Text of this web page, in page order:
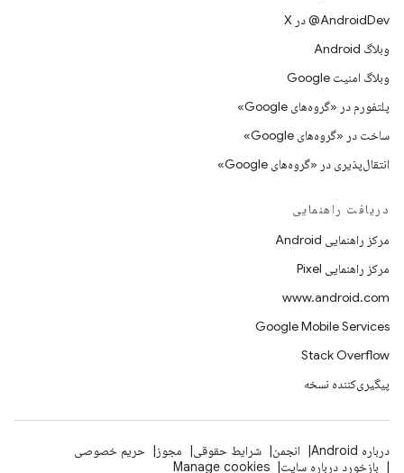
‫‎@AndroidDev در X
وبلاگ Android
وبلاگ امنیت Google
پلتفورم در «گروه‌های Google»
ساخت در «گروه‌های Google»
انتقال‌پذیری در «گروه‌های Google»
دریافت راهنمایی
مرکز راهنمایی Android
مرکز راهنمایی Pixel
www.android.com
Google Mobile Services
Stack Overflow
پیگیری‌کننده نسخه
درباره Android انجمن شرایط حقوقی مجوز
حریم خصوصی
بازخورد درباره سایت
Manage cookies